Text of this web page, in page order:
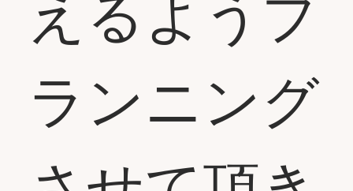
ランニング